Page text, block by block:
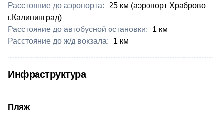
Расстояние до аэропорта:
25 км (аэропорт Храброво
г.Калининград)
Расстояние до автобусной остановки:
1 км
Расстояние до ж/д вокзала:
1 км
Инфраструктура
Пляж